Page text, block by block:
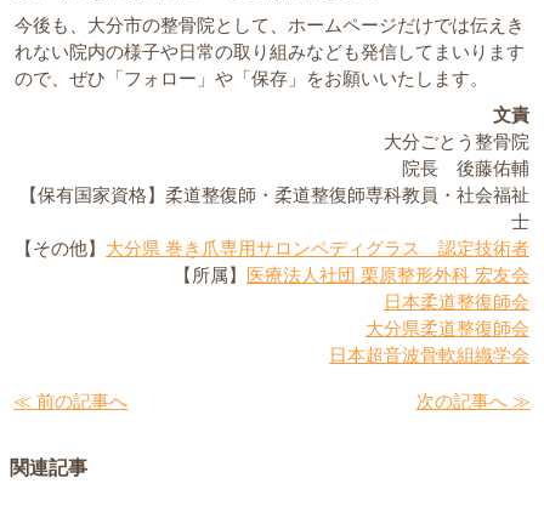
今後も、大分市の整骨院として、ホームページだけでは伝えき
れない院内の様子や日常の取り組みなども発信してまいります
ので、ぜひ「フォロー」や「保存」をお願いいたします。
文責
大分ごとう整骨院
院長 後藤佑輔
【保有国家資格】柔道整復師・柔道整復師専科教員・社会福祉
士
【その他】 大分県 巻き爪専用サロンペディグラス 認定技術者
【所属】 医療法人社団 栗原整形外科 宏友会
日本柔道整復師会
大分県柔道整復師会
日本超音波骨軟組織学会
≪ 前の記事へ 次の記事へ ≫
関連記事